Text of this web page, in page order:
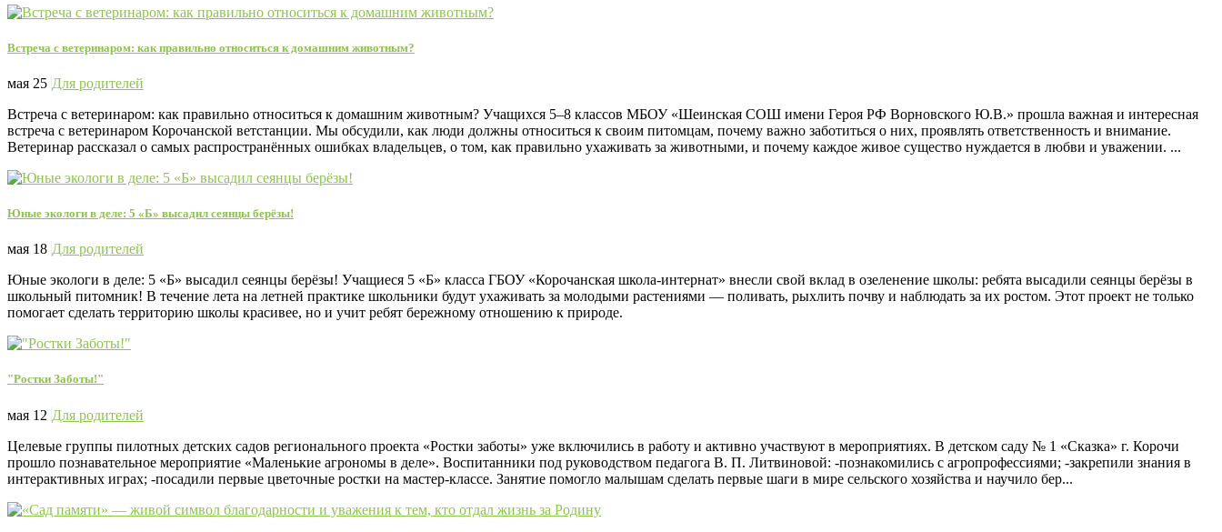
Встреча с ветеринаром: как правильно относиться к домашним животным?
мая 25 Для родителей
Встреча с ветеринаром: как правильно относиться к домашним животным? Учащихся 5–8 классов МБОУ «Шеинская СОШ имени Героя РФ Ворновского Ю.В.» прошла важная и интересная
встреча с ветеринаром Корочанской ветстанции. Мы обсудили, как люди должны относиться к своим питомцам, почему важно заботиться о них, проявлять ответственность и внимание.
Ветеринар рассказал о самых распространённых ошибках владельцев, о том, как правильно ухаживать за животными, и почему каждое живое существо нуждается в любви и уважении. ...
Юные экологи в деле: 5 «Б» высадил сеянцы берёзы!
мая 18 Для родителей
Юные экологи в деле: 5 «Б» высадил сеянцы берёзы! Учащиеся 5 «Б» класса ГБОУ «Корочанская школа‑интернат» внесли свой вклад в озеленение школы: ребята высадили сеянцы берёзы в
школьный питомник! В течение лета на летней практике школьники будут ухаживать за молодыми растениями — поливать, рыхлить почву и наблюдать за их ростом. Этот проект не только
помогает сделать территорию школы красивее, но и учит ребят бережному отношению к природе.
"Ростки Заботы!"
мая 12 Для родителей
Целевые группы пилотных детских садов регионального проекта «Ростки заботы» уже включились в работу и активно участвуют в мероприятиях. В детском саду № 1 «Сказка» г. Корочи
прошло познавательное мероприятие «Маленькие агрономы в деле». Воспитанники под руководством педагога В. П. Литвиновой: -познакомились с агропрофессиями; -закрепили знания в
интерактивных играх; -посадили первые цветочные ростки на мастер‑классе. Занятие помогло малышам сделать первые шаги в мире сельского хозяйства и научило бер...